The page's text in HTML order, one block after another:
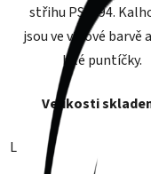
střihu PS1994.
jsou ve vínové barvě
bílé puntíčky.
Velikosti
L